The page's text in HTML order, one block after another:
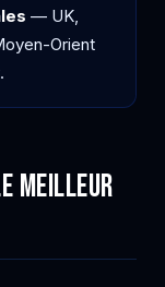
— UK,
Orient
Meilleur